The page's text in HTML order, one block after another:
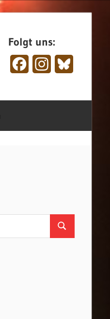
Folgt uns:
FacebookInstagram
Suchen